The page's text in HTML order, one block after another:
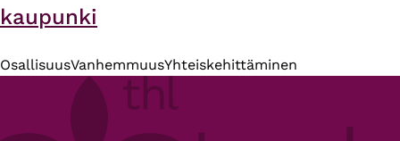
kaupunki
OsallisuusVanhemmuusYhteiskehittäminen